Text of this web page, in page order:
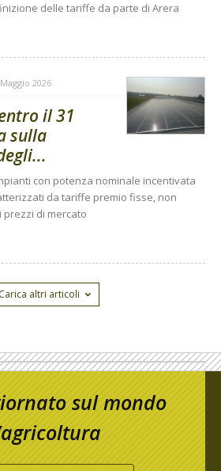
delle tariffe da parte di Arera
2026
il 31
sulla
con potenza nominale incentivata
da tariffe premio fisse, non
prezzi di mercato
Carica altri articoli
sul mondo